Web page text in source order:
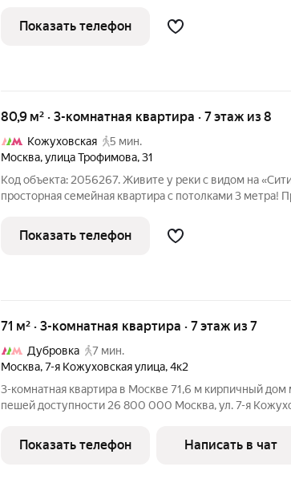
(18+18+14 м.кв.), просторный балкон. Благодаря
на три стороны
Показать телефон
80,9 м² · 3-комнатная квартира · 7 этаж из 8
Кожуховская
5 мин.
Москва,улица Трофимова,31
Код объекта: 2056267. Живите у реки с видом на
просторная семейная квартира с потолками 3 метра!
река, а напротив растут небоскребы нового делового
«Москва-Сити
Показать телефон
71 м² · 3-комнатная квартира · 7 этаж из 7
Дубровка
7 мин.
Москва,7-я Кожуховская улица,4к2
3-комнатная квартира в Москве 71,6 м кирпичный дом метро в
пешей доступности 26 800 000 Москва, ул. 7-я Кожуховская, д. 4,
отличным выбором для тех, кто хочет жить в районе с
Показать телефон Написать в чат